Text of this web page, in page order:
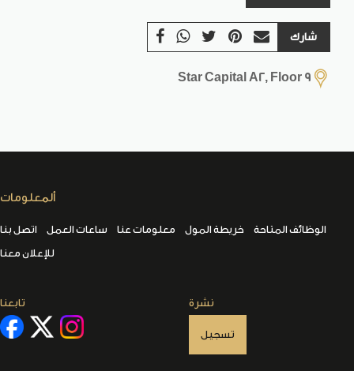
شارك
Star Capital A2, Floor 9
ألمعلومات
اتصل بنا ساعات العمل معلومات عنا خريطة المول
الوظائف المتاحة
للإعلان معنا
تابعنا نشرة
تسجيل